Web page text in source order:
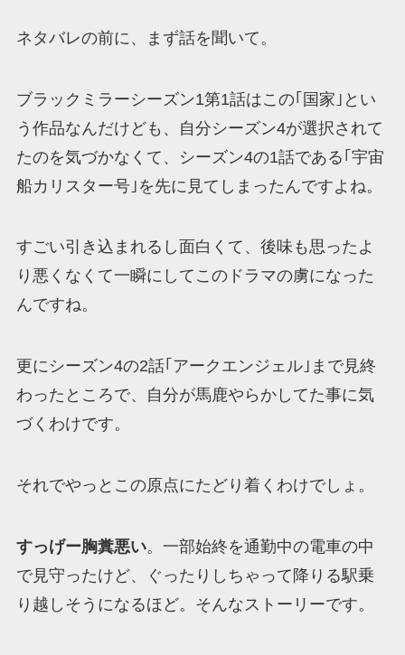
ネタバレの前に、まず話を聞いて。
ブラックミラーシーズン1第1話はこの｢国家｣とい
う作品なんだけども、自分シーズン4が選択されて
たのを気づかなくて、シーズン4の1話である｢宇宙
船カリスター号｣を先に見てしまったんですよね。
すごい引き込まれるし面白くて、後味も思ったよ
り悪くなくて一瞬にしてこのドラマの虜になった
んですね。
更にシーズン4の2話｢アークエンジェル｣まで見終
わったところで、自分が馬鹿やらかしてた事に気
づくわけです。
それでやっとこの原点にたどり着くわけでしょ。
すっげー胸糞悪い。一部始終を通勤中の電車の中
で見守ったけど、ぐったりしちゃって降りる駅乗
り越しそうになるほど。そんなストーリーです。